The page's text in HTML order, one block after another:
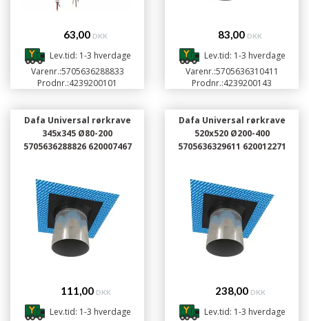
63,00 DKK
Lev.tid: 1-3 hverdage
Varenr.:5705636288833
Prodnr.:4239200101
83,00 DKK
Lev.tid: 1-3 hverdage
Varenr.:5705636310411
Prodnr.:4239200143
Dafa Universal rørkrave
345x345 Ø80-200
5705636288826 620007467
111,00 DKK
Lev.tid: 1-3 hverdage
Dafa Universal rørkrave
520x520 Ø200-400
5705636329611 620012271
238,00 DKK
Lev.tid: 1-3 hverdage